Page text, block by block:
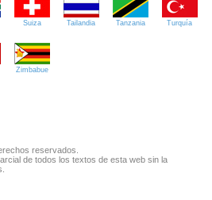
Suiza Tailandia Tanzania Turquía
Zimbabue
reservados.
de todos los textos de esta web sin la